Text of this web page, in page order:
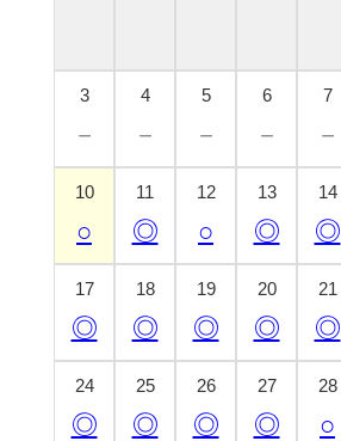
3
－
4
－
5
－
6
－
7
－
10
○
11
◎
12
○
13
◎
14
◎
17
◎
18
◎
19
◎
20
◎
21
◎
24
◎
25
◎
26
◎
27
◎
28
○